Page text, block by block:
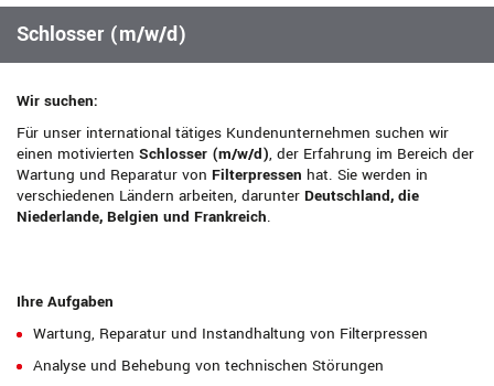
Schlosser (m/w/d)
Wir suchen:
Für unser international tätiges Kundenunternehmen suchen wir
einen motivierten Schlosser (m/w/d), der Erfahrung im Bereich der
Wartung und Reparatur von Filterpressen hat. Sie werden in
verschiedenen Ländern arbeiten, darunter Deutschland, die
Niederlande, Belgien und Frankreich.
Ihre Aufgaben
Wartung, Reparatur und Instandhaltung von Filterpressen
Analyse und Behebung von technischen Störungen